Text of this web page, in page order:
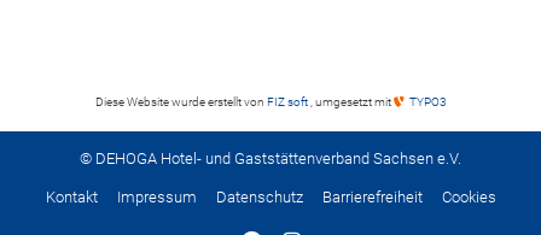
Diese Website wurde erstellt von FIZ soft , umgesetzt mit TYPO3
© DEHOGA Hotel- und Gaststättenverband Sachsen e.V.
Kontakt Impressum Datenschutz Barrierefreiheit Cookies